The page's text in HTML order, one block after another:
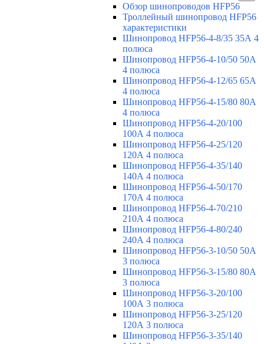
Обзор шинопроводов HFP56
Троллейный шинопровод HFP56
характеристики
Шинопровод HFP56-4-8/35 35А 4
полюса
Шинопровод HFP56-4-10/50 50А
4 полюса
Шинопровод HFP56-4-12/65 65А
4 полюса
Шинопровод HFP56-4-15/80 80А
4 полюса
Шинопровод HFP56-4-20/100
100А 4 полюса
Шинопровод HFP56-4-25/120
120А 4 полюса
Шинопровод HFP56-4-35/140
140А 4 полюса
Шинопровод HFP56-4-50/170
170А 4 полюса
Шинопровод HFP56-4-70/210
210А 4 полюса
Шинопровод HFP56-4-80/240
240А 4 полюса
Шинопровод HFP56-3-10/50 50А
3 полюса
Шинопровод HFP56-3-15/80 80А
3 полюса
Шинопровод HFP56-3-20/100
100А 3 полюса
Шинопровод HFP56-3-25/120
120А 3 полюса
Шинопровод HFP56-3-35/140